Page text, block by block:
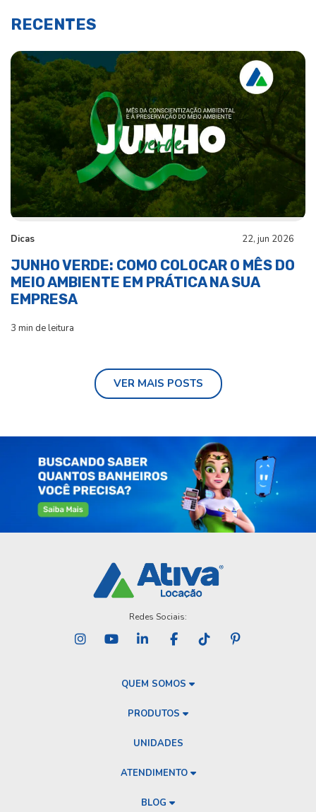
RECENTES
Dicas 22, jun 2026
JUNHO VERDE: COMO COLOCAR O MÊS DO
MEIO AMBIENTE EM PRÁTICA NA SUA
EMPRESA
3 min de leitura
VER MAIS POSTS
Redes Sociais:
QUEM SOMOS
PRODUTOS
UNIDADES
ATENDIMENTO
BLOG